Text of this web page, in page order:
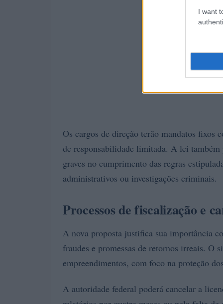
I want
Os cargos de direção terão mandatos fixos
de responsabilidade limitada. A lei
graves no cumprimento das regras
administrativos ou investigações criminais.
Processos de fiscalização e
A nova proposta justifica sua importância
fraudes e promessas de retornos irreais. O
empreendimentos, com foco na proteção
A autoridade federal poderá cancelar a